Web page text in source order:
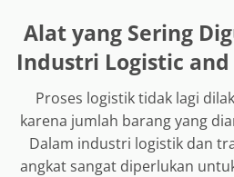
Alat yang Sering
Industri Logistic
Proses logistik tidak lagi
karena jumlah barang yang
Dalam industri logistik dan
angkat sangat diperlukan